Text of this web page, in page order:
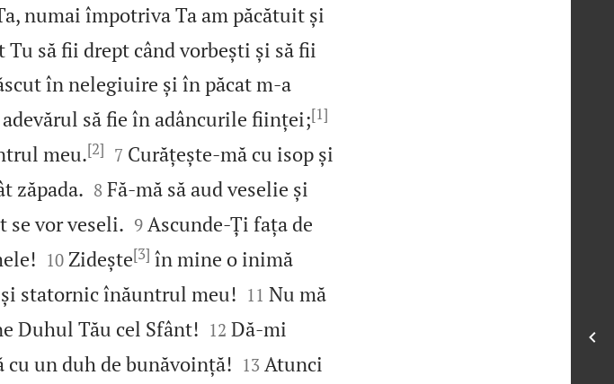
numai împotriva Ta am păcătuit și
să fii drept când vorbești și să fii
în nelegiuire și în păcat m‑a
să fie în adâncurile ființei;[1]
meu.[2]
7 Curățește‑mă cu isop și
zăpada.
8 Fă‑mă să aud veselie și
se vor veseli.
9 Ascunde‑Ți fața de

10 Zidește[3] în mine o inimă
statornic înăuntrul meu!
11 Nu mă
Duhul Tău cel Sfânt!
12 Dă‑mi
un duh de bunăvoință!
13 Atunci